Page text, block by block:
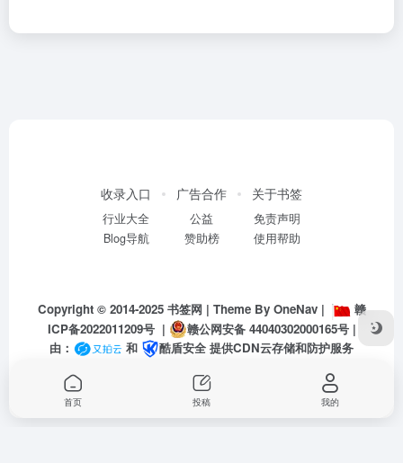
收录入口
行业大全
Blog导航
广告合作
公益
赞助榜
关于书签
免责声明
使用帮助
Copyright © 2014-2025 书签网 | Theme By OneNav|
赣
ICP备2022011209号| 赣公网安备 44040302000165号|
由：
和 酷盾安全 提供CDN云存储和防护服务
首页 投稿 我的